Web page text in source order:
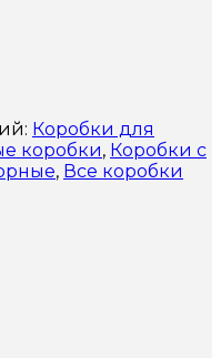
Коробки для
коробки, Коробки с
, Все коробки